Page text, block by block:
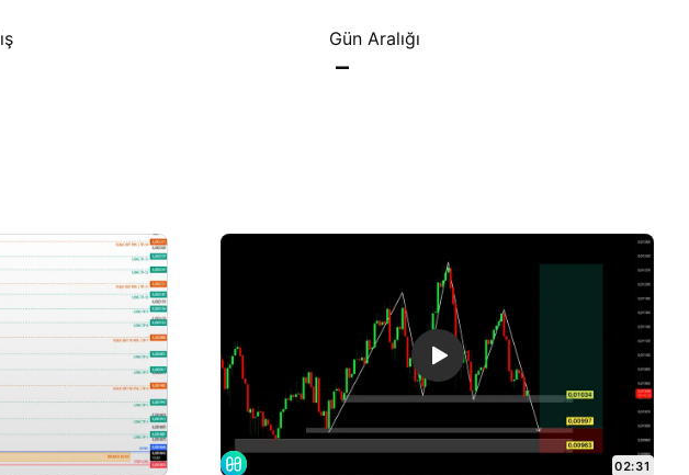
Gün Aralığı
–
02:31